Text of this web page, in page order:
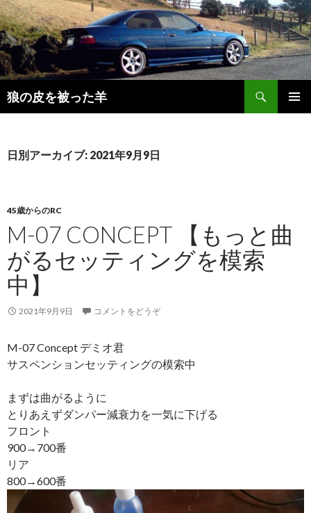
狼の皮を被った羊
検
索
ン
動
日別アーカイブ: 2021年9月9日
45歳からのRC
M-07 CONCEPT 【もっと曲
がるセッティングを模索
中】
2021年9月9日 コメントをどうぞ
M-07 Concept デミオ君
サスペンションセッティングの模索中
まずは曲がるように
とりあえずダンパー減衰力を一気に下げる
フロント
900→700番
リア
800→600番